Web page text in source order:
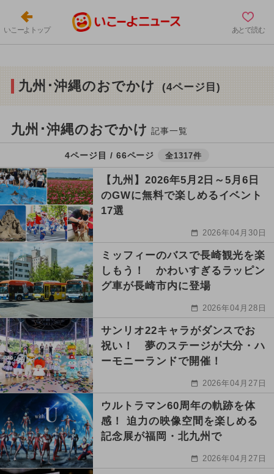
いこーよトップ あとで読む
九州･沖縄のおでかけ (4ページ目)
九州･沖縄のおでかけ 記事一覧
4ページ目 / 66ページ 全1317件
【九州】2026年5月2日～5月6日
のGWに無料で楽しめるイベント
17選
2026年04月30日
ミッフィーのバスで長崎観光を楽
しもう！ かわいすぎるラッピン
グ車が長崎市内に登場
2026年04月28日
サンリオ22キャラがダンスでお
祝い！ 夢のステージが大分・ハ
ーモニーランドで開催！
2026年04月27日
ウルトラマン60周年の軌跡を体
感！ 迫力の映像空間を楽しめる
記念展が福岡・北九州で
2026年04月27日